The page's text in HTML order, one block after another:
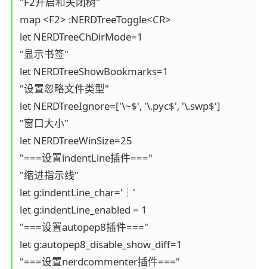
map <F2> :NERDTreeToggle<CR>
let NERDTreeChDirMode=1
"显示书签"
let NERDTreeShowBookmarks=1
"设置忽略文件类型"
let NERDTreeIgnore=['\~$', '\.pyc$', '\.swp$']
"窗口大小"
let NERDTreeWinSize=25
"===设置indentLine插件==="
"缩进指示线"
let g:indentLine_char='┆'
let g:indentLine_enabled = 1
"===设置autopep8插件==="
let g:autopep8_disable_show_diff=1
"===设置nerdcommenter插件==="